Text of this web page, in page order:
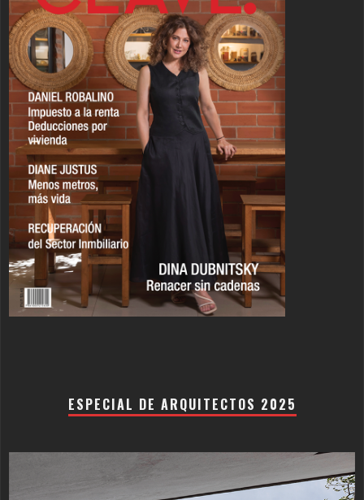
ESPECIAL DE ARQUITECTOS 2025